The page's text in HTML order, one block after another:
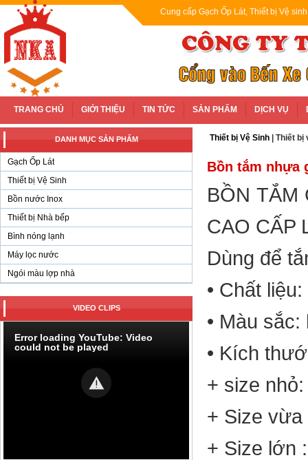
Cung cấp Gạch Ốp Lát, Thiết bị Vệ
TRANG CHỦ GIỚI THIỆU TIN TỨC SẢN PHẨM DỊCH VỤ
DANH MỤC SẢN PHẨM
Gạch Ốp Lát
Thiết bị Vệ Sinh
Bồn nước Inox
Thiết bị Nhà bếp
Bình nóng lạnh
Máy lọc nước
Ngói màu lợp nhà
VIDEO CLIPS
Error loading YouTube: Video
could not be played
Thiết bị Vệ Sinh Thiết bị
Bồn tắm nhựa
BỒN TẮM
CAO CẤP
Dùng để
• Chất
• Màu
• Kích
+ size
+ Size vừa
+ Size lớn